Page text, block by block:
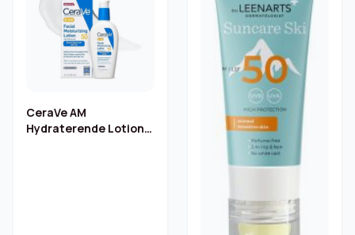
CeraVe AM
Hydraterende Lotion